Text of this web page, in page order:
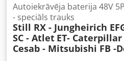
Autoiekrāvēja baterija 48V
- speciāls trauks
Still RX - Jungheirich
SC - Atlet ET- Caterpillar
Cesab - Mitsubishi FB -